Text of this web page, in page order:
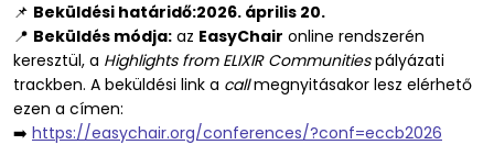
📌 Beküldési határidő:2026. április 20.
📍 Beküldés módja: az EasyChair online rendszerén
keresztül, a Highlights from ELIXIR Communitiespályázati
trackben. A beküldési link a callmegnyitásakor lesz elérhető
ezen a címen:
➡️ https://easychair.org/conferences/?conf=eccb2026